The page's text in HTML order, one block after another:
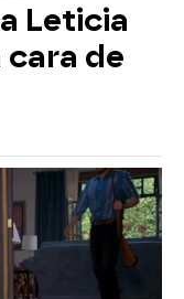
Leticia
de